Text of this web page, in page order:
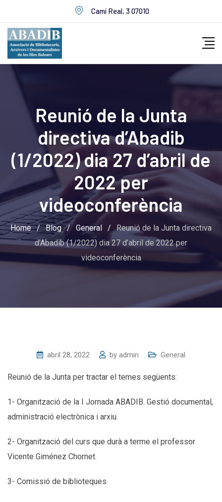
to
content
Camí Real, 3 07010
Reunió de la Junta
directiva d’Abadib
(1/2022) dia 27 d’abril de
2022 per
videoconferència
Home / Blog / General /
Reunió de la Junta directiva
d’Abadib (1/2022) dia 27 d’abril de 2022 per
videoconferència
abril 28, 2022 by admin General
Reunió de la Junta per tractar el temes següents:
1- Organització de la I Jornada ABADIB. Gestió documental,
administració electrònica i arxiu.
2- Organització del curs que durà a terme el professor
Vicente Giménez Chornet.
3- Comissió de biblioteques